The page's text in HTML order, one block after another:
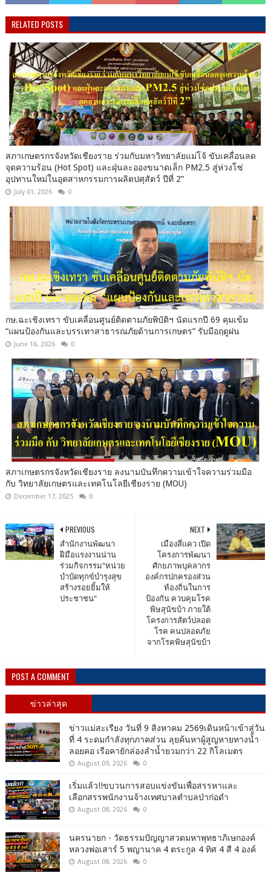
RELATED POSTS
สภาเกษตรกรจังหวัดเชียงราย ร่วมกับมหาวิทยาลัยแม่โจ้ ขับเคลื่อนลด
จุดความร้อน (Hot Spot) และฝุ่นละอองขนาดเล็ก PM2.5 สู่ห่วงโซ่
อุปทานใหม่ในอุตสาหกรรมการผลิตปศุสัตว์ ปีที่ 2”
July 01, 2026 0
กษ.ฉะเชิงเทรา ขับเคลื่อนศูนย์ติดตามภัยพิบัติฯ นัดแรกปี 69 คุมเข้ม
“แผนป้องกันและบรรเทาสาธารณภัยด้านการเกษตร” รับมือฤดูฝน
June 16, 2026 0
สภาเกษตรกรจังหวัดเชียงราย ลงนามบันทึกความเข้าใจความร่วมมือ
กับ วิทยาลัยเกษตรและเทคโนโลยีเชียงราย (MOU)
December 17, 2025 0
NEXT
เมืองสี่แคว เปิด
โครงการพัฒนา
ศักยภาพบุคลากร
องค์กรปกครองส่วน
ท้องถิ่นในการ
ป้องกัน ควบคุมโรค
พิษสุนัขบ้า ภายใต้
โครงการสัตว์ปลอด
โรค คนปลอดภัย
จากโรคพิษสุนัขบ้า
PREVIOUS
สำนักงานพัฒนา
ฝีมือแรงงานน่าน
ร่วมกิจกรรม"หน่วย
บำบัดทุกข์บำรุงสุข
สร้างรอยยิ้มให้
ประชาชน"
POST A COMMENT
ข่าวล่าสุด
ข่าวแม่สะเรียง วันที่ 9 สิงหาคม 2569เดินหน้าเข้าสู่วัน
ที่ 4 ระดมกำลังทุกภาคส่วน ลุยค้นหาผู้สูญหายทางน้ำ
ลอยคอ เรือคายักล่องลำน้ำยวมกว่า 22 กิโลเมตร
August 09, 2026 0
เริ่มแล้ว!!ขบวนการสอบแข่งขันเพื่อสรรหาและ
เลือกสรรพนักงานจ้างเทศบาลตำบลป่าก่อดำ
August 08, 2026 0
นครนายก - วัดธรรมปัญญาสวดมหาพุทธาภิเษกองค์
หลวงพ่อเสาร์ 5 พญานาค 4 ตระกูล 4 ทิศ 4 สี 4 องค์
August 08, 2026 0